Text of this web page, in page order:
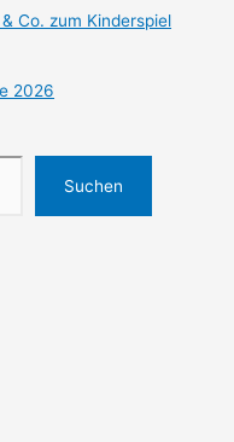
Co. zum Kinderspiel
2026
Suchen